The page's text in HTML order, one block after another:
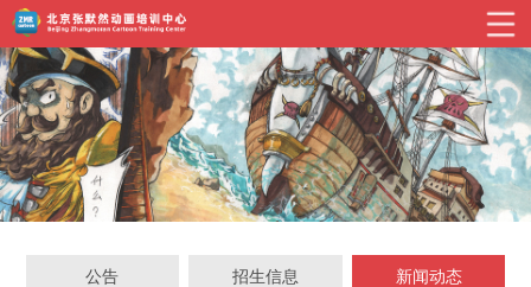
公告 招生信息 新闻动态